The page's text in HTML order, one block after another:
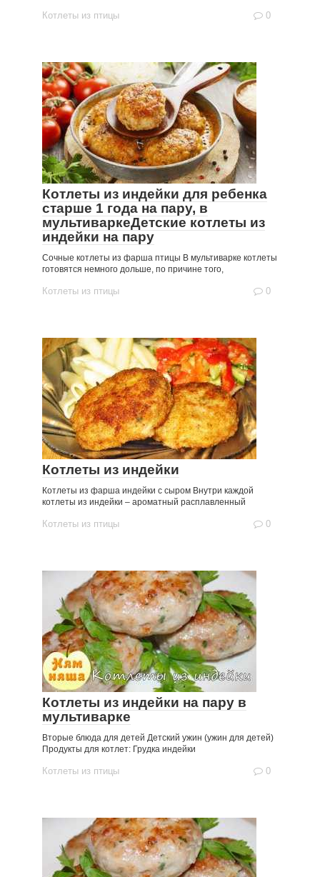
Котлеты из птицы 0
Котлеты из индейки для ребенка
старше 1 года на пару, в
мультиваркеДетские котлеты из
индейки на пару
Сочные котлеты из фарша птицы В мультиварке котлеты
готовятся немного дольше, по причине того,
Котлеты из птицы 0
Котлеты из индейки
Котлеты из фарша индейки с сыром Внутри каждой
котлеты из индейки – ароматный расплавленный
Котлеты из птицы 0
Котлеты из индейки на пару в
мультиварке
Вторые блюда для детей Детский ужин (ужин для детей)
Продукты для котлет: Грудка индейки
Котлеты из птицы 0